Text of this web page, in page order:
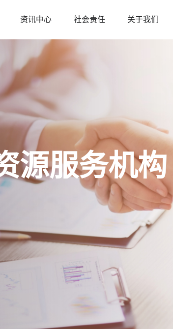
资讯中心 社会责任 关于我们